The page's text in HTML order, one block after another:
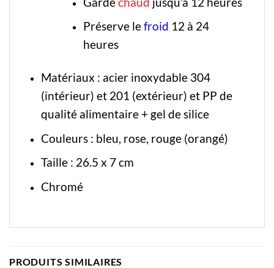
Préserve lefroid 12 à 24
heures
Matériaux : acier inoxydable 304
(intérieur) et 201 (extérieur) et PP de
qualité alimentaire + gel de silice
Couleurs : bleu, rose, rouge (orangé)
Taille : 26.5 x 7 cm
Chromé
PRODUITS SIMILAIRES